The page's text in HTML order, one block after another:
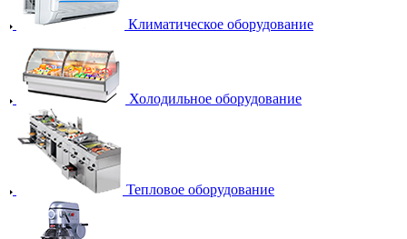
Климатическое оборудование
Холодильное оборудование
Тепловое оборудование